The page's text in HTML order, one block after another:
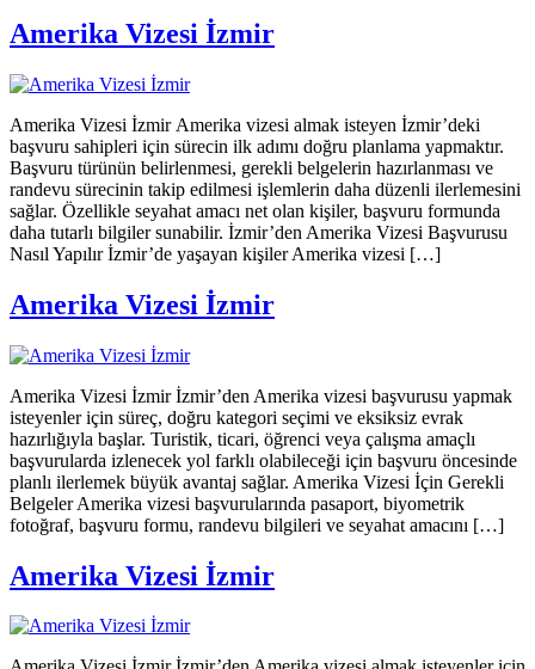
Amerika Vizesi İzmir
Amerika Vizesi İzmir Amerika vizesi almak isteyen İzmir’deki
başvuru sahipleri için sürecin ilk adımı doğru planlama yapmaktır.
Başvuru türünün belirlenmesi, gerekli belgelerin hazırlanması ve
randevu sürecinin takip edilmesi işlemlerin daha düzenli ilerlemesini
sağlar. Özellikle seyahat amacı net olan kişiler, başvuru formunda
daha tutarlı bilgiler sunabilir. İzmir’den Amerika Vizesi Başvurusu
Nasıl Yapılır İzmir’de yaşayan kişiler Amerika vizesi […]
Amerika Vizesi İzmir
Amerika Vizesi İzmir İzmir’den Amerika vizesi başvurusu yapmak
isteyenler için süreç, doğru kategori seçimi ve eksiksiz evrak
hazırlığıyla başlar. Turistik, ticari, öğrenci veya çalışma amaçlı
başvurularda izlenecek yol farklı olabileceği için başvuru öncesinde
planlı ilerlemek büyük avantaj sağlar. Amerika Vizesi İçin Gerekli
Belgeler Amerika vizesi başvurularında pasaport, biyometrik
fotoğraf, başvuru formu, randevu bilgileri ve seyahat amacını […]
Amerika Vizesi İzmir